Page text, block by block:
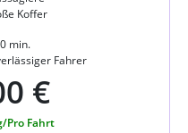
Koffer
min.
Fahrer
€
Pro Fahrt